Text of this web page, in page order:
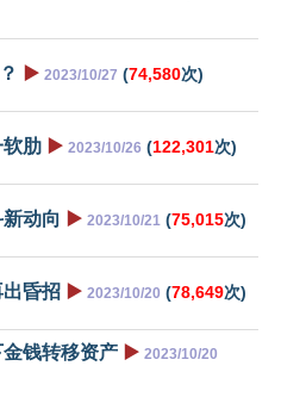
▶️ 2023/10/27 (74,580次)
肋 ▶️ 2023/10/26 (122,301次)
动向 ▶️ 2023/10/21 (75,015次)
昏招 ▶️ 2023/10/20 (78,649次)
钱转移资产 ▶️ 2023/10/20